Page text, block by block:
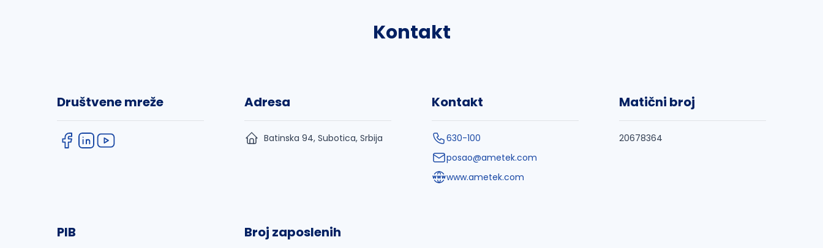
Kontakt
Društvene mreže Adresa
Batinska 94, Subotica, Srbija
Kontakt
630-100
posao@ametek.com
www.ametek.com
Matični broj
20678364
PIB Broj zaposlenih